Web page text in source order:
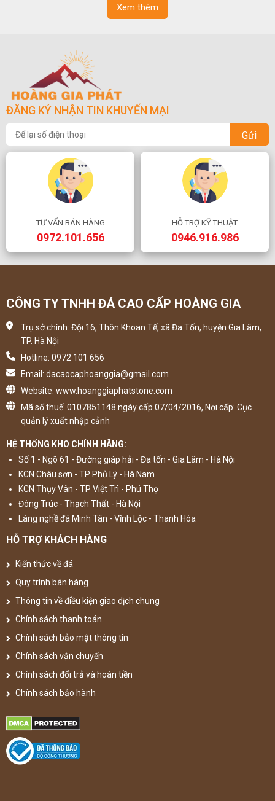
Xem thêm
ĐĂNG KÝ NHẬN TIN KHUYẾN MẠI
Gửi
TƯ VẤN BÁN HÀNG
0972.101.656
HỖ TRỢ KỸ THUẬT
0946.916.986
CÔNG TY TNHH ĐÁ CAO CẤP HOÀNG GIA
Trụ sở chính: Đội 16, Thôn Khoan Tế, xã Đa Tốn, huyện Gia Lâm,
TP. Hà Nội
Hotline: 0972 101 656
Email: dacaocaphoanggia@gmail.com
Website: www.hoanggiaphatstone.com
Mã số thuế: 0107851148 ngày cấp 07/04/2016, Nơi cấp: Cục
quản lý xuất nhập cảnh
HỆ THỐNG KHO CHÍNH HÃNG:
Số 1 - Ngõ 61 - Đường giáp hải - Đa tốn - Gia Lâm - Hà Nội
KCN Châu sơn - TP Phủ Lý - Hà Nam
KCN Thụy Vân - TP Việt Trì - Phú Thọ
Đông Trúc - Thạch Thất - Hà Nội
Làng nghề đá Minh Tân - Vĩnh Lộc - Thanh Hóa
HỖ TRỢ KHÁCH HÀNG
Kiến thức về đá
Quy trình bán hàng
Thông tin về điều kiện giao dịch chung
Chính sách thanh toán
Chính sách bảo mật thông tin
Chính sách vận chuyển
Chính sách đổi trả và hoàn tiền
Chính sách bảo hành